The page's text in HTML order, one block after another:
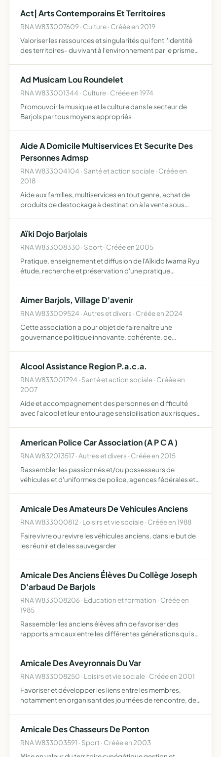
Act| Arts Contemporains Et Territoires
RNA W833007609 · Culture · Créée en 2019
Valoriser les ressources et singularités qui font l'identité
des territoires- du vivant à l'environnement par le prisme
Ad Musicam Lou Roundelet
RNA W833001344 · Culture · Créée en 1974
Promouvoir la musique et la culture dans le secteur de
Barjols par tous moyens appropriés
Aide A Domicile Multiservices Et Securite Des
Personnes Admsp
RNA W833004104 · Santé et action sociale · Créée en
2018
Aide aux familles, multiservices en tout genre, achat de
produits de destockage à destination à la vente sous
Aïki Dojo Barjolais
RNA W833008330 · Sport · Créée en 2005
Pratique, enseignement et diffusion de l'Aïkido Iwama Ryu
étude, recherche et préservation d'une pratique
Aimer Barjols, Village D'avenir
RNA W833009524 · Autres et divers · Créée en 2024
Cette association a pour objet de faire naître une
gouvernance politique innovante, cohérente, de
politiqu…
Alcool Assistance Region P.a.c.a.
RNA W833001794 · Santé et action sociale · Créée en
2007
Aide et accompagnement des personnes en difficulté
avec l'alcool et leur entourage sensibilisation aux risques
American Police Car Association (A P C A )
RNA W832013517 · Autres et divers · Créée en 2015
Rassembler les passionnés et/ou possesseurs de
véhicules et d'uniformes de police, agences fédérales et
véhi…
Amicale Des Amateurs De Vehicules Anciens
RNA W833000812 · Loisirs et vie sociale · Créée en 1988
Faire vivre ou revivre les véhicules anciens, dans le but de
les réunir et de les sauvegarder
Amicale Des Anciens Élèves Du Collège Joseph
D'arbaud De Barjols
RNA W833008206 · Education et formation · Créée en
1985
Rassembler les anciens élèves afin de favoriser des
rapports amicaux entre les différentes générations qui se
organiser de…
Amicale Des Aveyronnais Du Var
RNA W833008250 · Loisirs et vie sociale · Créée en 2001
Favoriser et développer les liens entre les membres,
notamment en organisant des journées de rencontre, des
Amicale Des Chasseurs De Ponton
RNA W833003591 · Sport · Créée en 2003